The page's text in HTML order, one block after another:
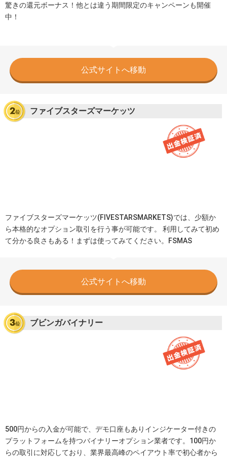
驚きの還元ボーナス！他とは違う期間限定のキャンペーンも開催
中！
公式サイトへ移動
ファイブスターズマーケッツ
ファイブスターズマーケッツ(FIVESTARSMARKETS)では、少額か
ら本格的なオプション取引を行う事が可能です。 利用してみて初め
て分かる良さもある！まずは使ってみてください。FSMAS
公式サイトへ移動
ブビンガバイナリー
500円からの入金が可能で、デモ口座もありインジケーター付きの
プラットフォームを持つバイナリーオプション業者です。100円か
らの取引に対応しており、業界最高峰のペイアウト率で初心者から